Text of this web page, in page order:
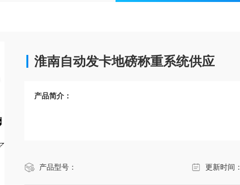
淮南自动发卡地磅称重系统供应
产品简介：
产品型号： 更新时间：